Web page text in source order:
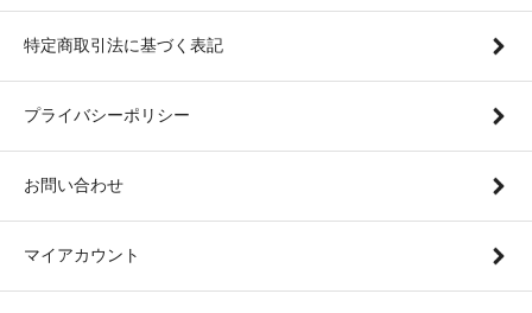
特定商取引法に基づく表記
プライバシーポリシー
お問い合わせ
マイアカウント